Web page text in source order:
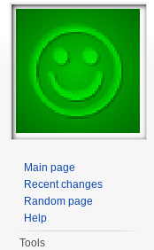
Main page
Recent changes
Random page
Help
Tools